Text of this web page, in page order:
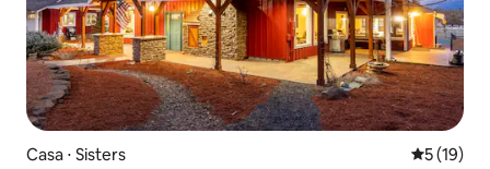
Casa ⋅ Sisters 5 de uma
5 (19)